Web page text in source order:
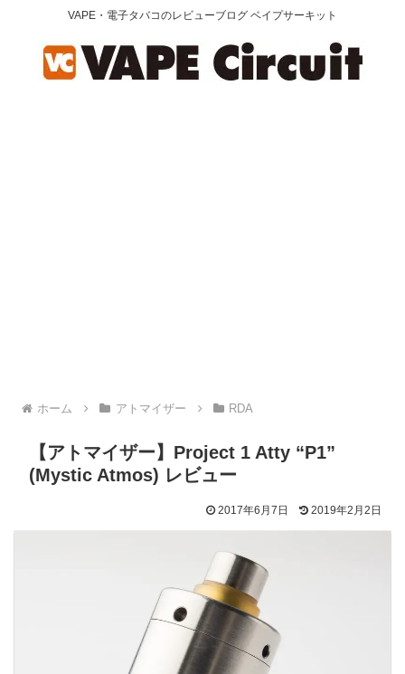
VAPE・電子タバコのレビューブログ ベイプサーキット
ホーム アトマイザー RDA
【アトマイザー】Project 1 Atty “P1”
(Mystic Atmos) レビュー
2017年6月7日 2019年2月2日